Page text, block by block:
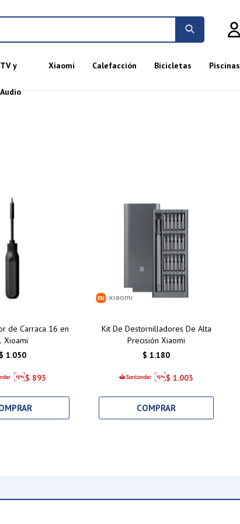
TV y
Audio
Xiaomi Calefacción Bicicletas Piscinas
de Carraca 16 en
Xioami
$ 1.050
$ 893
Kit De Destornilladores De Alta
Precisión Xiaomi
$ 1.180
$ 1.003